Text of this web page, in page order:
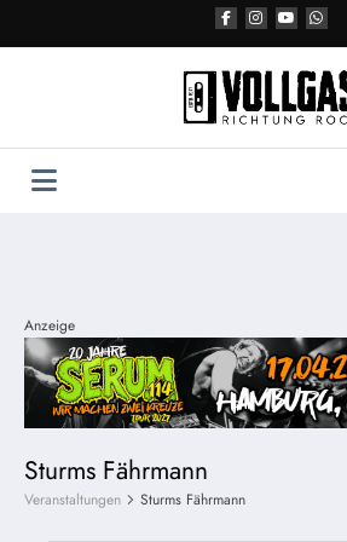
Anzeige
Sturms Fährmann
Veranstaltungen Sturms Fährmann